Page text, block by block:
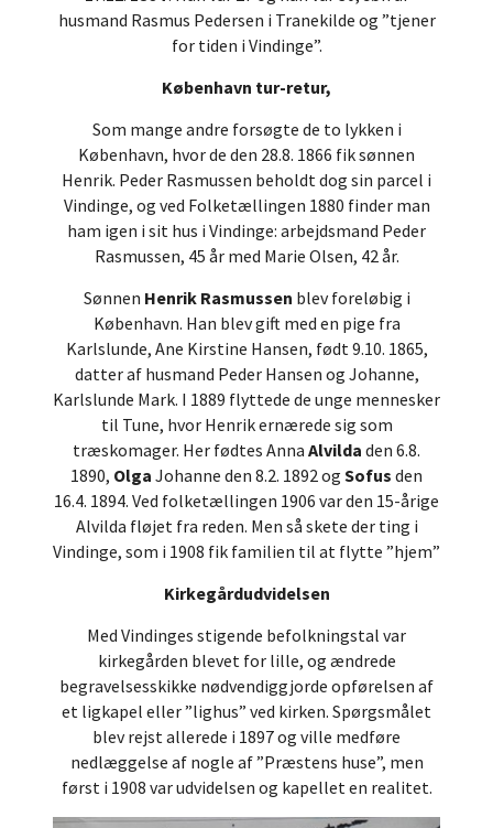
husmand Rasmus Pedersen i Tranekilde og ”tjener
for tiden i Vindinge”.
København tur-retur,
Som mange andre forsøgte de to lykken i
København, hvor de den 28.8. 1866 fik sønnen
Henrik. Peder Rasmussen beholdt dog sin parcel i
Vindinge, og ved Folketællingen 1880 finder man
ham igen i sit hus i Vindinge: arbejdsmand Peder
Rasmussen, 45 år med Marie Olsen, 42 år.
Sønnen Henrik Rasmussen blev foreløbig i
København. Han blev gift med en pige fra
Karlslunde, Ane Kirstine Hansen, født 9.10. 1865,
datter af husmand Peder Hansen og Johanne,
Karlslunde Mark. I 1889 flyttede de unge mennesker
til Tune, hvor Henrik ernærede sig som
træskomager. Her fødtes Anna Alvilda den 6.8.
1890, Olga Johanne den 8.2. 1892 og Sofus den
16.4. 1894. Ved folketællingen 1906 var den 15-årige
Alvilda fløjet fra reden. Men så skete der ting i
Vindinge, som i 1908 fik familien til at flytte ”hjem”
Kirkegårdudvidelsen
Med Vindinges stigende befolkningstal var
kirkegården blevet for lille, og ændrede
begravelsesskikke nødvendiggjorde opførelsen af
et ligkapel eller ”lighus” ved kirken. Spørgsmålet
blev rejst allerede i 1897 og ville medføre
nedlæggelse af nogle af ”Præstens huse”, men
først i 1908 var udvidelsen og kapellet en realitet.